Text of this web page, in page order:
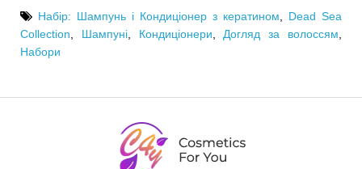
Набір: Шампунь і Кондиціонер з кератином
Dead Sea
Collection
Шампуні, Кондиціонери Догляд за волоссям
Набори